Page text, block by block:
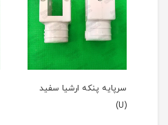
سرپایه پنکه ارشیا سفید
(U)